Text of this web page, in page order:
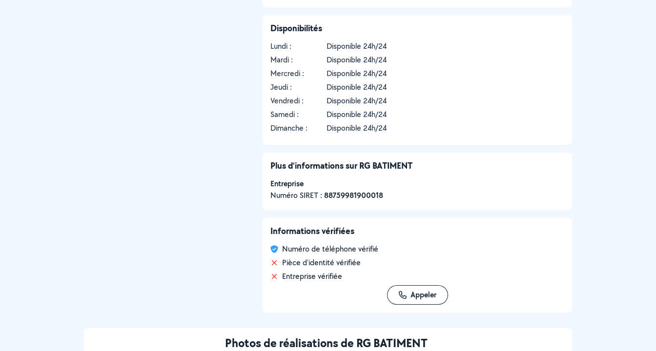
Disponibilités
Lundi :
Disponible 24h/24
Mardi :
Disponible 24h/24
Mercredi :
Disponible 24h/24
Jeudi :
Disponible 24h/24
Vendredi :
Disponible 24h/24
Samedi :
Disponible 24h/24
Dimanche :
Disponible 24h/24
Plus d’informations sur RG BATIMENT
Entreprise
Numéro SIRET : ‍88759981900018
Informations vérifiées
Numéro de téléphone vérifié
Pièce d'identité vérifiée
Entreprise vérifiée
Appeler
Photos de réalisations de RG BATIMENT